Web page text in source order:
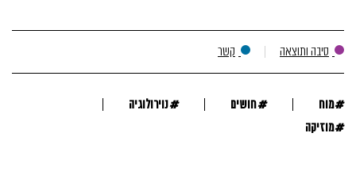
סיבה ותוצאה קשר
#מוח #חושים #נוירולוגיה
#מוזיקה